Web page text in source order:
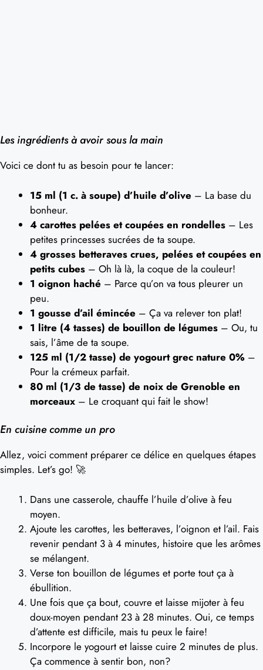
Les ingrédients à avoir sous la main
Voici ce dont tu as besoin pour te lancer:
15 ml (1 c. à soupe) d’huile d’olive – La base du
bonheur.
4 carottes pelées et coupées en rondelles – Les
petites princesses sucrées de ta soupe.
4 grosses betteraves crues, pelées et coupées en
petits cubes – Oh là là, la coque de la couleur!
1 oignon haché – Parce qu’on va tous pleurer un
peu.
1 gousse d’ail émincée – Ça va relever ton plat!
1 litre (4 tasses) de bouillon de légumes – Ou, tu
sais, l’âme de ta soupe.
125 ml (1/2 tasse) de yogourt grec nature 0% –
Pour la crémeux parfait.
80 ml (1/3 de tasse) de noix de Grenoble en
morceaux – Le croquant qui fait le show!
En cuisine comme un pro
Allez, voici comment préparer ce délice en quelques étapes
simples. Let’s go! 🚀
Dans une casserole, chauffe l’huile d’olive à feu
moyen.
Ajoute les carottes, les betteraves, l’oignon et l’ail. Fais
revenir pendant 3 à 4 minutes, histoire que les arômes
se mélangent.
Verse ton bouillon de légumes et porte tout ça à
ébullition.
Une fois que ça bout, couvre et laisse mijoter à feu
doux-moyen pendant 23 à 28 minutes. Oui, ce temps
d’attente est difficile, mais tu peux le faire!
Incorpore le yogourt et laisse cuire 2 minutes de plus.
Ça commence à sentir bon, non?